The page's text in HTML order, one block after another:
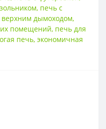
, печь с
верхним дымоходом,
помещений, печь для
печь, экономичная